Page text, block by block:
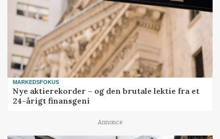
MARKEDSFOKUS
Nye aktierekorder – og den brutale lektie fra et
24-årigt finansgeni
Annonce